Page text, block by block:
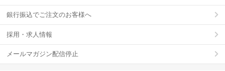
銀行振込でご注文のお客様へ
採用・求人情報
メールマガジン配信停止